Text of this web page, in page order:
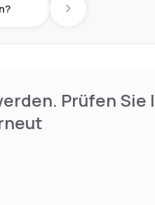
Next day
Prüfen Sie